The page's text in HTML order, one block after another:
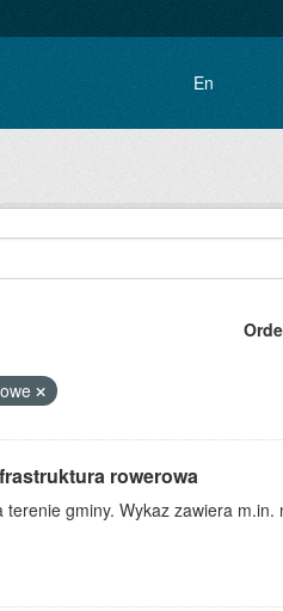
En
rowerowa
gminy. Wykaz zawiera